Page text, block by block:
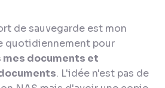
de sauvegarde est mon
quotidiennement pour
documents et
. L'idée n'est pas de